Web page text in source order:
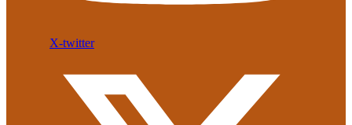
X-twitter